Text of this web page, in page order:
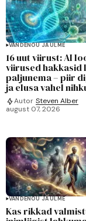
VANDENÕU JA ULME
16 uut viirust: AI
viirused hakkasid
paljunema – piir
ja elusa vahel
Autor Steven Alber
august 07, 2026
VANDENÕU JA ULME
Kas rikkad